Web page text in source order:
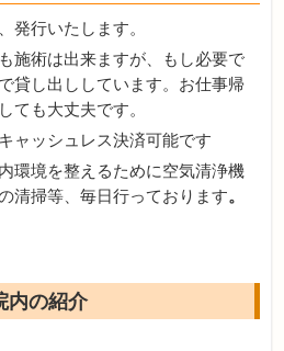
発行いたします。
施術は出来ますが、もし必要で
貸し出ししています。お仕事帰
ても大丈夫です。
ャッシュレス決済可能です
環境を整えるために空気清浄機
清掃等、毎日行っております。
内の紹介